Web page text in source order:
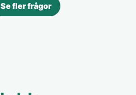
Se fler frågor